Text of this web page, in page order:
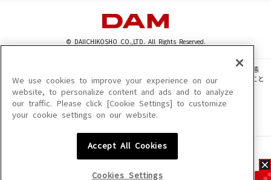
© DAIICHIKOSHO CO.,LTD. All Rights Reserved.
このサイトに掲載されている一切の文章・画像・写真・動画・音声等を、手段や形態
を問わず、著作権法の定める範囲を超えて無断で複製、転載、ファイル化などすること
を禁じます。
楽曲及びコンテンツは、機種によりご利用いただけない場合があります。
楽曲及びコンテンツの配信日、配信内容が変更になる場合があります。
We use cookies to improve your experience on our
website, to personalize content and ads and to analyze
our traffic. Please click [Cookie Settings] to customize
your cookie settings on our website.
Accept All Cookies
Cookies Settings